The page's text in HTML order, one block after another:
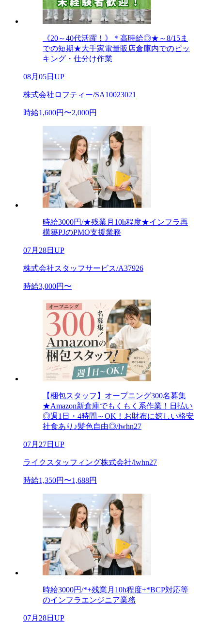
《20～40代活躍！》＊高時給◎★～8/15ま
での短期★大手家電量販店倉庫内でのピッ
キング・仕分け作業
08月05日UP
株式会社ロフティー/SA10023021
時給1,600円〜2,000円
時給3000円/★残業月10h程度★インフラ再
構築PJのPMO支援業務
07月28日UP
株式会社スタッフサービス/A37926
時給3,000円〜
【梱包スタッフ】オープニング300名募集
★Amazon新倉庫でもくもく系作業！日払い
◎週1日・4時間～OK！お財布に嬉しい格安
社食あり♪髪色自由◎/lwhn27
07月27日UP
ライクスタッフィング株式会社/lwhn27
時給1,350円〜1,688円
時給3000円/*+残業月10h程度+*BCP対応等
のインフラエンジニア業務
07月28日UP